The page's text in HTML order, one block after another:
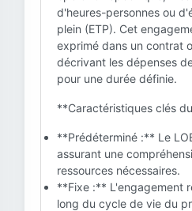
d'heures-personnes ou
plein (ETP). Cet
exprimé dans un contrat
décrivant les dépenses
pour une durée définie.
**Caractéristiques clés
**Prédéterminé :** Le
assurant une
ressources nécessaires.
**Fixe :** L'engagement
long du cycle de vie du